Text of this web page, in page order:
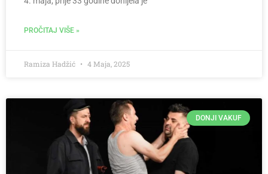
PROČITAJ VIŠE »
Ramiza Hadžić 4 Maja, 2025
DONJI VAKUF